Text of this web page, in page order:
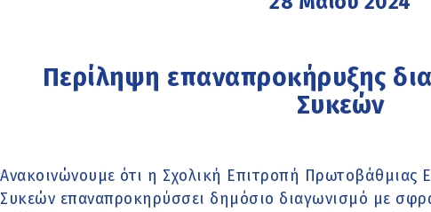
Περίληψη επαναπροκήρυξης
Συκεών
Ανακοινώνουμε ότι η Σχολική Επιτροπή Πρωτοβάθμιας
Συκεών επαναπροκηρύσσει δημόσιο διαγωνισμό με